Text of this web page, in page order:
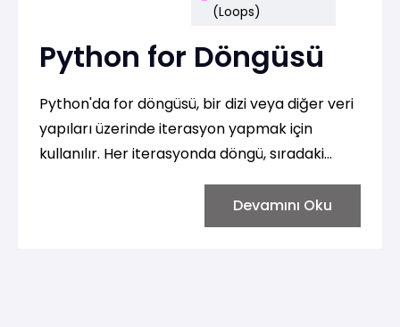
(Loops)
Python for Döngüsü
Python'da for döngüsü, bir dizi veya diğer veri
yapıları üzerinde iterasyon yapmak için
kullanılır. Her iterasyonda döngü, sıradaki
İşte for döngüsünün temel yapısı:Devamını Oku